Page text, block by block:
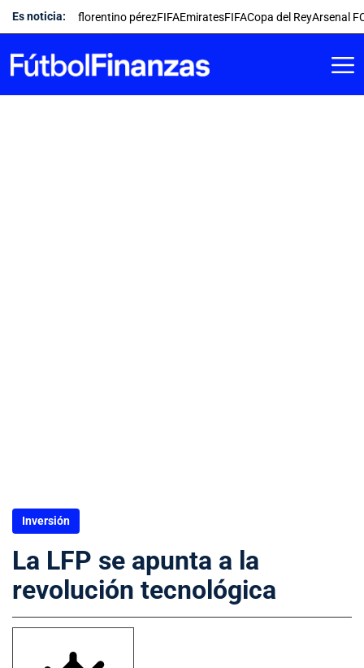
Saltar
al
contenido
Es noticia: florentino pérezFIFAEmiratesFIFACopa del ReyArsenal
Inversión
La LFP se apunta a la
revolución tecnológica